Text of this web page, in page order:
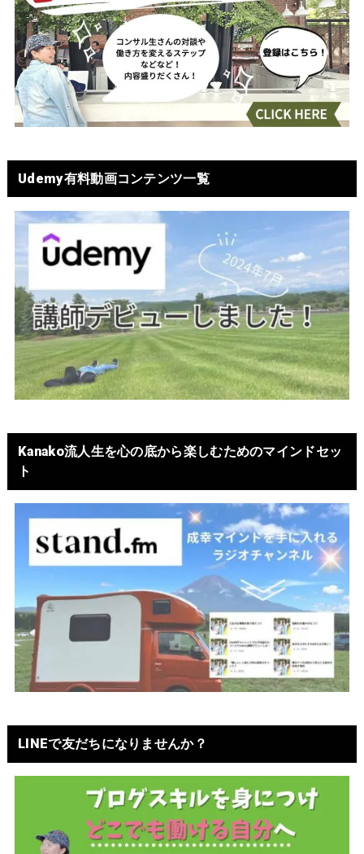
Udemy有料動画コンテンツ一覧
Kanako流人生を心の底から楽しむためのマインドセッ
ト
LINEで友だちになりませんか？